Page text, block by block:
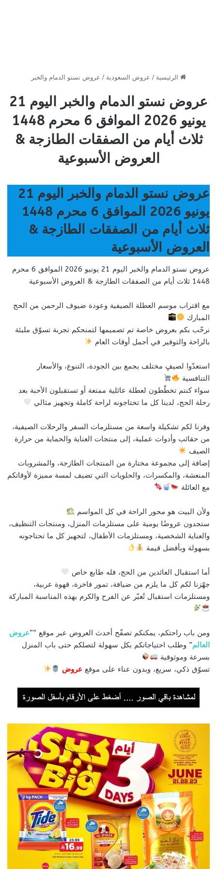
الرئيسية / عروض السعودية / عروض نستو الدمام والخبر
عروض نستو الدمام والخبر اليوم 21
يونيو 2026 الموافق 6 محرم 1448
ثلاث أيام من الصفقات الطازجة &
العروض الأسبوعية
عروض نستو الدمام والخبر اليوم 21
يونيو 2026 الموافق 6 محرم 1448
ثلاث أيام من الصفقات الطازجة &
العروض الأسبوعية
عروض نستو الدمام والخبر اليوم 21 يونيو 2026 الموافق 6 محرم
1448 ثلاث أيام من الصفقات الطازجة & العروض الأسبوعية
مع اقتراب موسم العطلة الصيفية وعودة ضيوف الرحمن من الحج
المبارك
نرحّب بكم بعروض خاصة تم تصميمها لتمنحكم تجربة تسوّق مليئة
بالراحة والتوفير في أجمل أوقات العام
استعدّوا لصيفٍ مختلف يجمع بين الجودة، التنوع، والأسعار
التنافسية
سواء كنتم تخطّطون لعطلة عائلية ممتعة أو تستقبلون الأحبة بعد
رحلة الحج، لدينا كل ما تحتاجونه لراحة كاملة وتجهيز مثالي
وفرنا لكم تشكيلة واسعة من مستلزمات السفر والرحلات الصيفية،
من حقائب وأدوات عملية، إلى منتجات العناية والحماية من حرارة
الصيف
إضافة إلى مجموعة مختارة من المنتجات الطازجة، والمشروبات
المنعشة، والمكسرات، والحلويات التي تضيف لمسة مميزة لأوقاتكم
مع العائلة
ولأن البيت هو محور الراحة في كل المواسم
ستجدون عروضًا يومية على مستلزمات المنزل، ومنتجات التنظيف،
والعناية الشخصية، ومستلزمات الأطفال، لتجهيز كل ما تحتاجونه
بسهولة وبأفضل قيمة
أما استقبال العائدين من الحج، فله طابع خاص
جهّزنا لكم كل ما يلزم من ضيافة، تمور فاخرة، قهوة عربية،
ومستلزمات استقبال تُعبّر عن الفرح والكرم بهذه المناسبة المباركة
ومن باب راحتكم، يمكنكم تصفّح أحدث العروض عبر موقع “”عروض
العالم” وطلب احتياجاتكم بكل سهولة لتصلكم حتى باب المنزل
بسرعة وموثوقية
تسوّق ذكي، سريع، وبدون عناء على موقع عروض